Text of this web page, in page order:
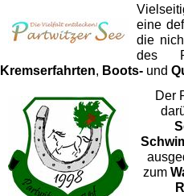
eine
die
des
Kremserfahrten, Boots- und
Der
zum